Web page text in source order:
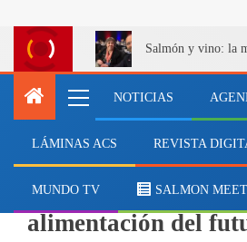
Salmón y vino: la
NOTICIAS
LÁMINAS ACS REVISTA
MUNDO TV SALMON
SalmonChile
alimentación del